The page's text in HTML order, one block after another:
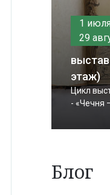
1
29
этаж)
Цикл
- «Чечня
Блог